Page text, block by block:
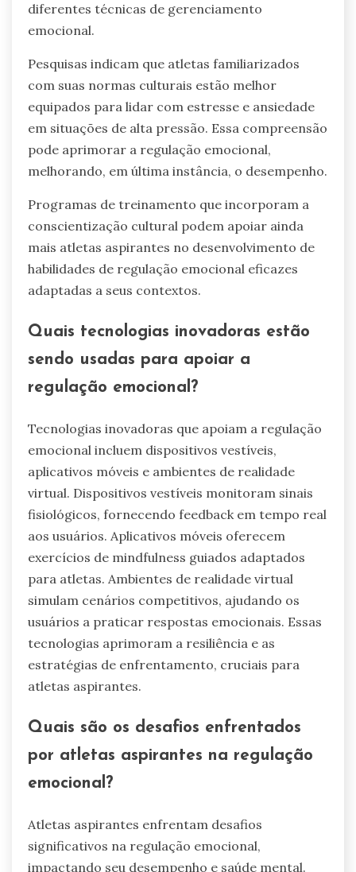
diferentes técnicas de gerenciamento
emocional.
Pesquisas indicam que atletas familiarizados
com suas normas culturais estão melhor
equipados para lidar com estresse e ansiedade
em situações de alta pressão. Essa compreensão
pode aprimorar a regulação emocional,
melhorando, em última instância, o desempenho.
Programas de treinamento que incorporam a
conscientização cultural podem apoiar ainda
mais atletas aspirantes no desenvolvimento de
habilidades de regulação emocional eficazes
adaptadas a seus contextos.
Quais tecnologias inovadoras estão
sendo usadas para apoiar a
regulação emocional?
Tecnologias inovadoras que apoiam a regulação
emocional incluem dispositivos vestíveis,
aplicativos móveis e ambientes de realidade
virtual. Dispositivos vestíveis monitoram sinais
fisiológicos, fornecendo feedback em tempo real
aos usuários. Aplicativos móveis oferecem
exercícios de mindfulness guiados adaptados
para atletas. Ambientes de realidade virtual
simulam cenários competitivos, ajudando os
usuários a praticar respostas emocionais. Essas
tecnologias aprimoram a resiliência e as
estratégias de enfrentamento, cruciais para
atletas aspirantes.
Quais são os desafios enfrentados
por atletas aspirantes na regulação
emocional?
Atletas aspirantes enfrentam desafios
significativos na regulação emocional,
impactando seu desempenho e saúde mental.